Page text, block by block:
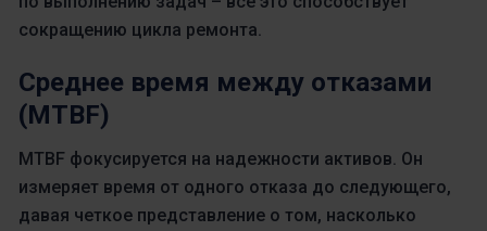
сокращению цикла ремонта.
Среднее время между отказами
(MTBF)
MTBF фокусируется на надежности активов. Он
измеряет время от одного отказа до следующего,
давая четкое представление о том, насколько